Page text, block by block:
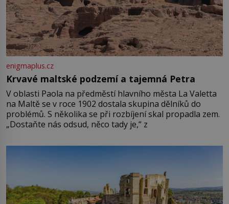
enigmaplus.cz
Krvavé maltské podzemí a tajemná Petra
V oblasti Paola na předměstí hlavního města La Valetta
na Maltě se v roce 1902 dostala skupina dělníků do
problémů. S několika se při rozbíjení skal propadla zem.
„Dostaňte nás odsud, něco tady je,“ z